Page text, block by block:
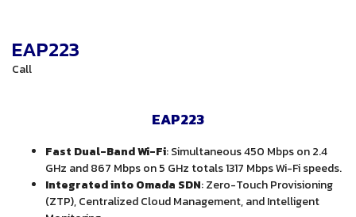
EAP223
Call
EAP223
Fast Dual-Band Wi-Fi: Simultaneous 450 Mbps on 2.4
GHz and 867 Mbps on 5 GHz totals 1317 Mbps Wi-Fi speeds.
Integrated into Omada SDN: Zero-Touch Provisioning
(ZTP), Centralized Cloud Management, and Intelligent